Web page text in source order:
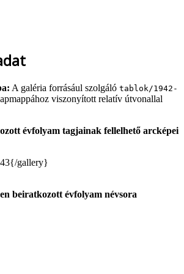
A galéria forrásául szolgáló tablok/1942-
viszonyított relatív útvonallal
évfolyam tagjainak fellelhető arcképei
gallery}
beiratkozott évfolyam névsora